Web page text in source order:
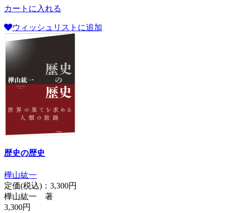
カートに入れる
ウィッシュリストに追加
歴史の歴史
樺山紘一
定価(税込)： 3,300円
樺山紘一 著
3,300円